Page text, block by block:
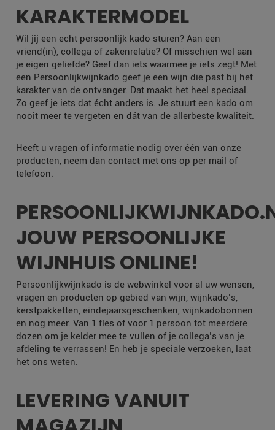
KARAKTERMODEL
Wil jij een echt persoonlijk kado sturen? Aan een
vriend(in), collega of zakenrelatie? Of misschien wel aan
je eigen geliefde? Geef dan iets waarmee je iets zegt! Met
een Persoonlijkwijnkado geef je een wijn die past bij het
karakter van de ontvanger. Dat maakt het heel speciaal.
Zo geef je iets dat écht anders is. Je stuurt een kado om
nooit meer te vergeten en dát van de allerbeste kwaliteit.
Heeft u vragen of informatie nodig over één van onze
producten, neem dan contact met ons op per mail of
telefoon.
JOUW PERSOONLIJKE
WIJNHUIS ONLINE!
Persoonlijkwijnkado is de webwinkel voor al uw wensen,
vragen en producten op gebied van wijn, wijnkado’s,
kerstpakketten, eindejaarsgeschenken, wijnkadobonnen
en nog meer. Van 1 fles of voor 1 persoon tot meerdere
dozen om je kelder mee te vullen of je collega’s van je
afdeling te verrassen! En heb je speciale verzoeken, laat
het ons weten.
LEVERING VANUIT